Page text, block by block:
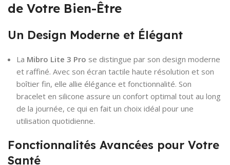
de Votre Bien-Être
Un Design Moderne et Élégant
La Mibro Lite 3 Pro se distingue par son design moderne
et raffiné. Avec son écran tactile haute résolution et son
boîtier fin, elle allie élégance et fonctionnalité. Son
bracelet en silicone assure un confort optimal tout au long
de la journée, ce qui en fait un choix idéal pour une
utilisation quotidienne.
Fonctionnalités Avancées pour Votre
Santé